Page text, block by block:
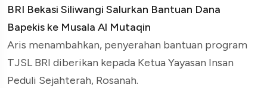
BRI Bekasi Siliwangi Salurkan Bantuan Dana
Bapekis ke Musala Al Mutaqin
Aris menambahkan, penyerahan bantuan program
TJSL BRI diberikan kepada Ketua Yayasan Insan
Peduli Sejahterah, Rosanah.